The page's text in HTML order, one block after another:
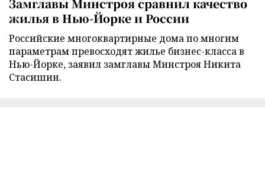
жилья в Нью-Йорке и России
Российские многоквартирные дома по многим
параметрам превосходят жилье бизнес-класса в
Нью-Йорке, заявил замглавы Минстроя Никита
Стасишин.